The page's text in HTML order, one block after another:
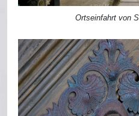
Ortseinfahrt von